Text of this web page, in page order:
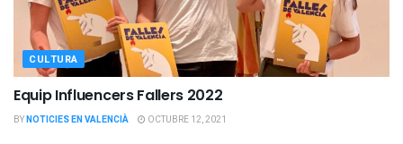
CULTURA
Equip Influencers Fallers 2022
BYNOTICIES EN VALENCIÀ OCTUBRE 12, 2021